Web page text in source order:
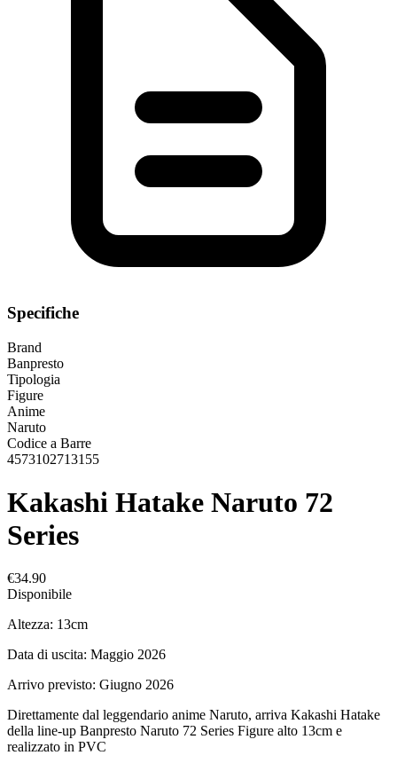
Specifiche
Brand
Banpresto
Tipologia
Figure
Anime
Naruto
Codice a Barre
4573102713155
Kakashi Hatake Naruto 72
Series
€34.90
Disponibile
Altezza: 13cm
Data di uscita: Maggio 2026
Arrivo previsto: Giugno 2026
Direttamente dal leggendario anime Naruto, arriva Kakashi Hatake
della line-up Banpresto Naruto 72 Series Figure alto 13cm e
realizzato in PVC